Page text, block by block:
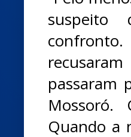
suspeito
passaram
Mossoró.
Quando a